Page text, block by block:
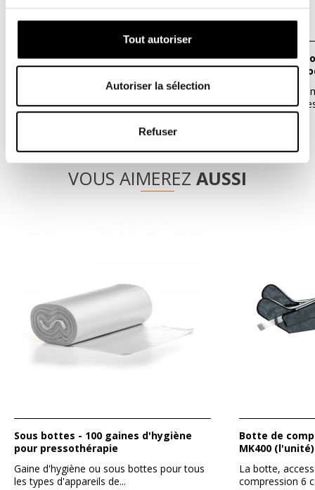
Tout autoriser
Autoriser la sélection
Refuser
Pressothérapie MK400 avec 2 bottes -
Doctor Life
La référence revisitée avec un design plus
moderne et des fonctionnalités...
Manchon de compression 6 cellules
pour MK400
Manchon de
accessoire
VOUS AIMEREZ AUSSI
Sous bottes - 100 gaines d'hygiène
pour pressothérapie
Gaine d'hygiène ou sous bottes pour tous
les types d'appareils de...
Botte de compression 6 cellules pour
MK400
La botte,
compression 6